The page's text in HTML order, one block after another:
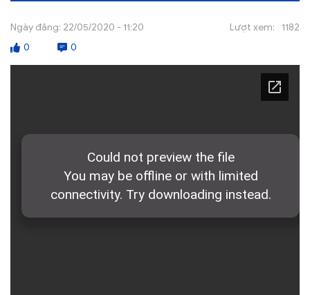
TƯ VẤN
THÔNG TIN CÔNG BỐ
Ngày đăng: 22/05/2020 - 11:20 Lượt xem:
1182
0
0